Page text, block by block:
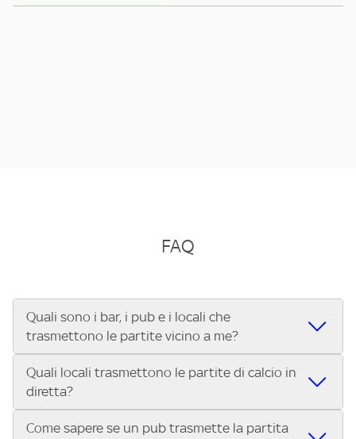
FAQ
Quali sono i bar, i pub e i locali che
trasmettono le partite vicino a me?
Se cerchi un bar, pub, ristorante o locale vicino a te per
vedere le partite di Serie A ENILIVE, la Serie C Sky Wifi, la
UEFA Champions League, la UEFA Europa League, la UEFA
Conference League, il Tennis, la Formula 1®, la MotoGP™ e
Quali locali trasmettono le partite di calcio in
diretta?
Vuoi sapere quali bar, pub o ristoranti mostrano le partite
Come sapere se un pub trasmette la partita